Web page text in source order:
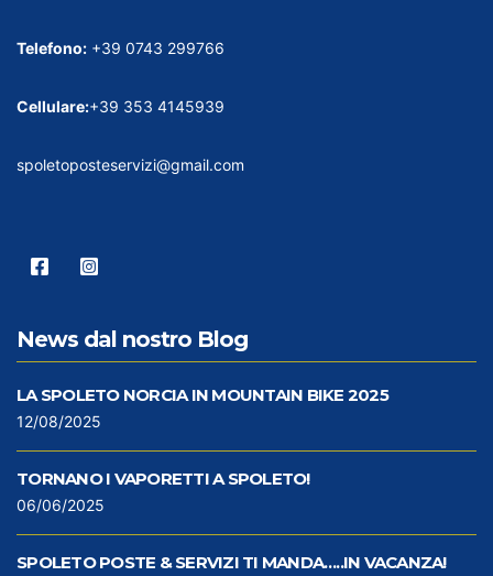
Telefono: +39 0743 299766
Cellulare:+39 353 4145939
spoletoposteservizi@gmail.com
News dal nostro Blog
LA SPOLETO NORCIA IN MOUNTAIN BIKE 2025
12/08/2025
TORNANO I VAPORETTI A SPOLETO!
06/06/2025
SPOLETO POSTE & SERVIZI TI MANDA…..IN VACANZA!